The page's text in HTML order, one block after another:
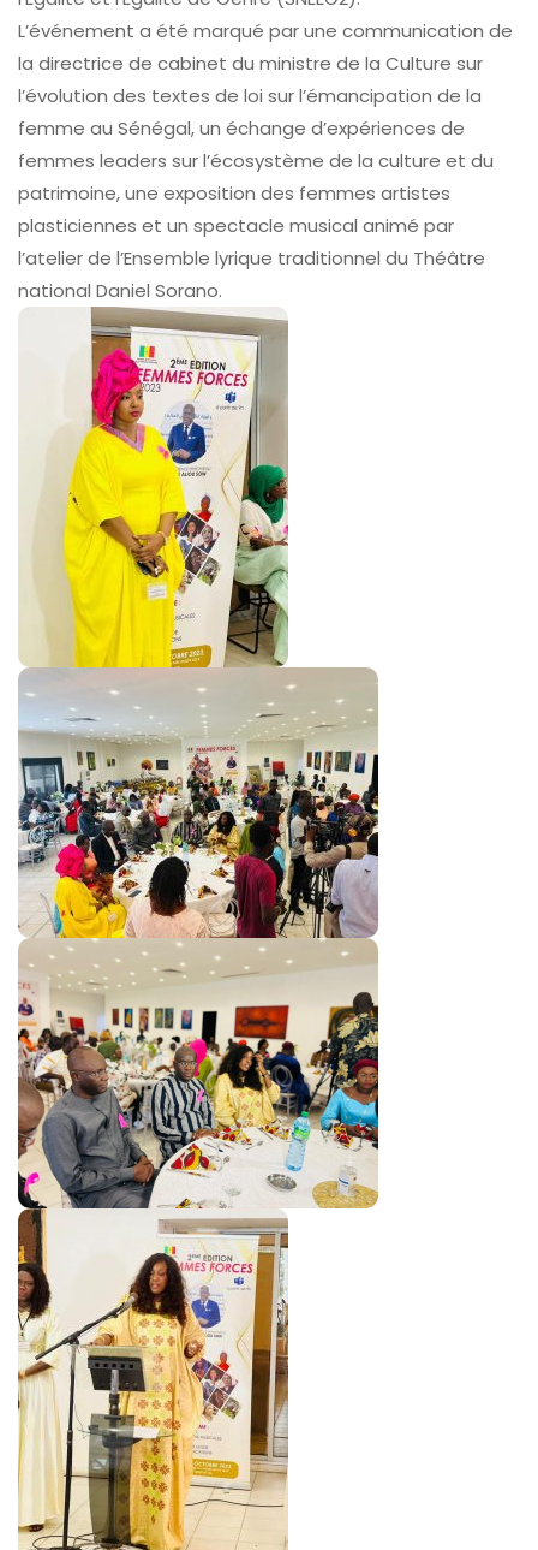
L’événement a été marqué par une communication de
la directrice de cabinet du ministre de la Culture sur
l’évolution des textes de loi sur l’émancipation de la
femme au Sénégal, un échange d’expériences de
femmes leaders sur l’écosystème de la culture et du
patrimoine, une exposition des femmes artistes
plasticiennes et un spectacle musical animé par
l’atelier de l’Ensemble lyrique traditionnel du Théâtre
national Daniel Sorano.